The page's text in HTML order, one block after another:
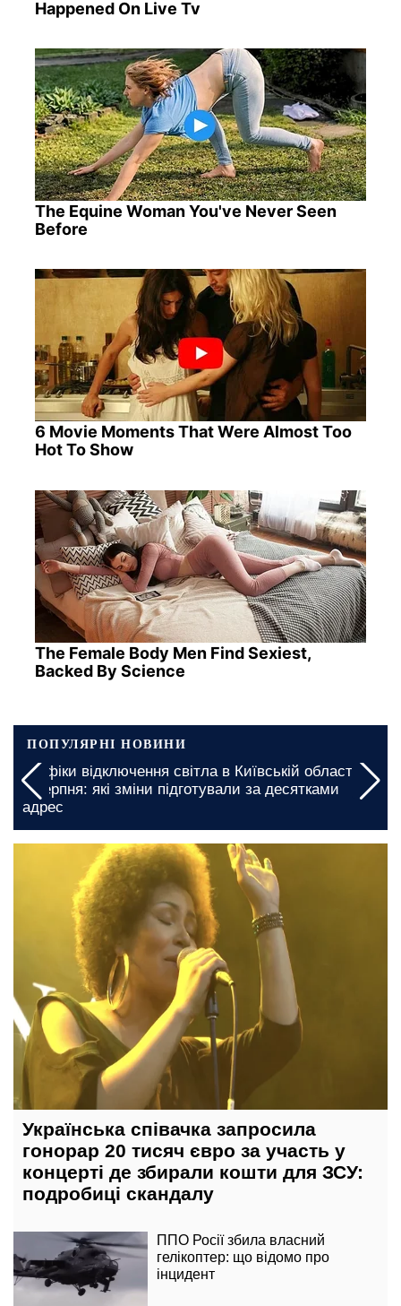
Happened On Live Tv
The Equine Woman You've Never Seen
Before
6 Movie Moments That Were Almost Too
Hot To Show
The Female Body Men Find Sexiest,
Backed By Science
ПОПУЛЯРНІ НОВИНИ
Миколаївську область закликали підготуватися:
графіки відключення світла на 5 та 6 серпня
введено на довгі години
19 травня, 14:45
Українська співачка запросила
гонорар 20 тисяч євро за участь у
концерті де збирали кошти для ЗСУ:
подробиці скандалу
ППО Росії збила власний
гелікоптер: що відомо про
інцидент